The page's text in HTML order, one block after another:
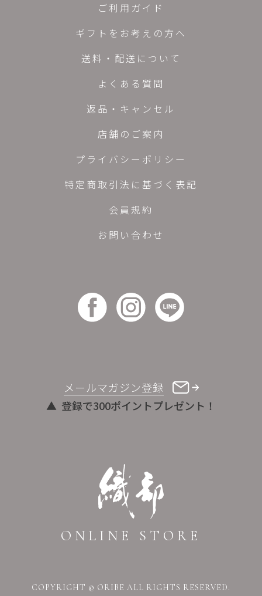
ONLINE STORE
メールマガジン登録
登録で300ポイントプレゼント！
ご利用ガイド
ギフトをお考えの方へ
送料・配送について
よくある質問
返品・キャンセル
店舗のご案内
プライバシーポリシー
特定商取引法に基づく表記
会員規約
お問い合わせ
COPYRIGHT © ORIBE ALL RIGHTS RESERVED.